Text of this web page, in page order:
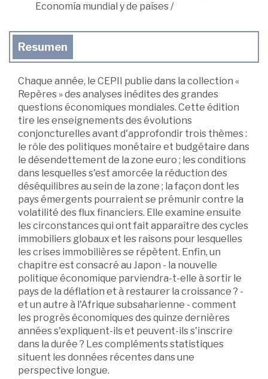
Economía mundial y de países/
Resumen
Chaque année, le CEPII publie dans la collection «
Repères » des analyses inédites des grandes
questions économiques mondiales. Cette édition
tire les enseignements des évolutions
conjoncturelles avant d'approfondir trois thèmes :
le rôle des politiques monétaire et budgétaire dans
le désendettement de la zone euro ; les conditions
dans lesquelles s'est amorcée la réduction des
déséquilibres au sein de la zone ; la façon dont les
pays émergents pourraient se prémunir contre la
volatilité des flux financiers. Elle examine ensuite
les circonstances qui ont fait apparaître des cycles
immobiliers globaux et les raisons pour lesquelles
les crises immobilières se répètent. Enfin, un
chapitre est consacré au Japon - la nouvelle
politique économique parviendra-t-elle à sortir le
pays de la déflation et à restaurer la croissance ? -
et un autre à l'Afrique subsaharienne - comment
les progrès économiques des quinze dernières
années s'expliquent-ils et peuvent-ils s'inscrire
dans la durée ? Les compléments statistiques
situent les données récentes dans une
perspective longue.